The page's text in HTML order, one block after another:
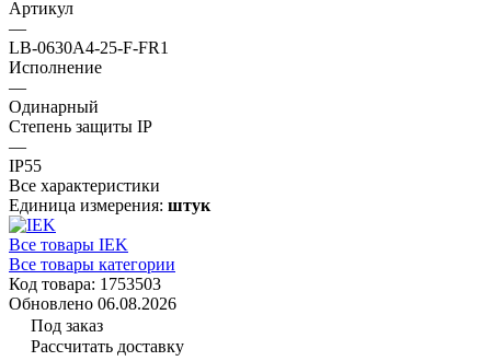
Артикул
—
LB-0630A4-25-F-FR1
Исполнение
—
Одинарный
Степень защиты IP
—
IP55
Все характеристики
Единица измерения: штук
Все товары IEK
Все товары категории
Код товара: 1753503
Обновлено 06.08.2026
Под заказ
Рассчитать доставку